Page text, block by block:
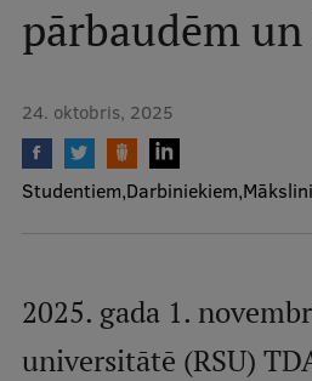
Darba devējiem
Kontakti
Vakances
izvēlne
Pamatstudiju programmas
pārbaudēm
24. oktobris, 2025
Studentiem Darbiniekiem
2025. gada 1.
universitātē (RSU)